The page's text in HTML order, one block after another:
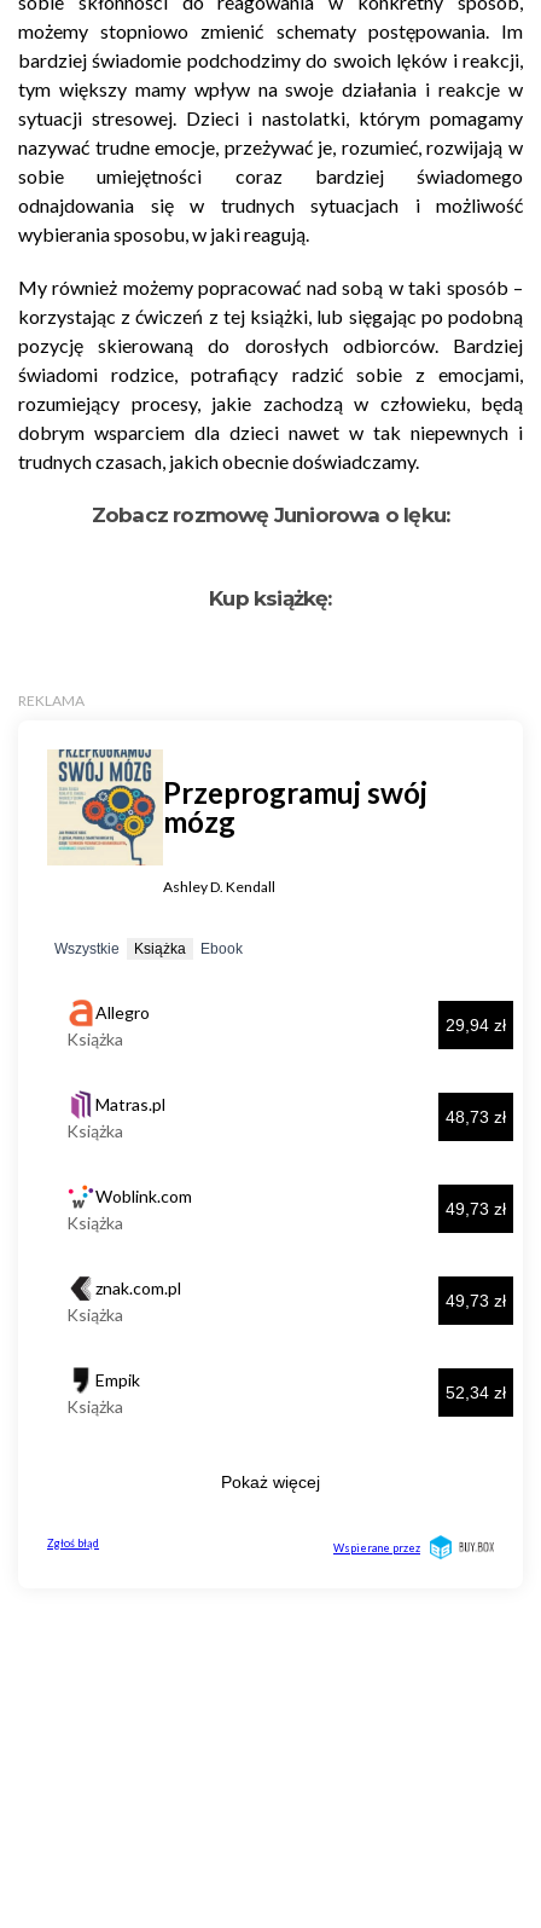
możemy stopniowo zmienić schematy postępowania. Im
bardziej świadomie podchodzimy do swoich lęków i reakcji,
tym większy mamy wpływ na swoje działania i reakcje w
sytuacji stresowej. Dzieci i nastolatki, którym pomagamy
nazywać trudne emocje, przeżywać je, rozumieć, rozwijają w
sobie umiejętności coraz bardziej świadomego
odnajdowania się w trudnych sytuacjach i możliwość
wybierania sposobu, w jaki reagują.
My również możemy popracować nad sobą w taki sposób –
korzystając z ćwiczeń z tej książki, lub sięgając po podobną
pozycję skierowaną do dorosłych odbiorców. Bardziej
świadomi rodzice, potrafiący radzić sobie z emocjami,
rozumiejący procesy, jakie zachodzą w człowieku, będą
dobrym wsparciem dla dzieci nawet w tak niepewnych i
trudnych czasach, jakich obecnie doświadczamy.
Zobacz rozmowę Juniorowa o lęku:
Kup książkę: